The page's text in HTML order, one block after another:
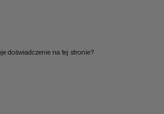
doświadczenie na tej stronie?